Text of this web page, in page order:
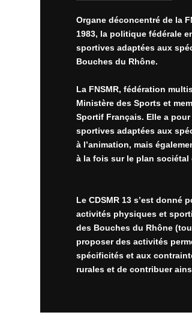
Organe déconcentré de la
1983, la politique fédérale
sportives adaptées aux
Bouches du Rhône.
La FNSMR, fédération
Ministère des Sports et
Sportif Français. Elle a
sportives adaptées aux
à l’animation, mais
à la fois sur le plan
Le CDSMR 13 s’est donné
activités physiques et
des Bouches du Rhône
proposer des activités
spécificités et aux
rurales et de contribuer